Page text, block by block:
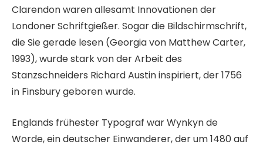
Clarendon waren allesamt Innovationen der
Londoner Schriftgießer. Sogar die Bildschirmschrift,
die Sie gerade lesen (Georgia von Matthew Carter,
1993), wurde stark von der Arbeit des
Stanzschneiders Richard Austin inspiriert, der 1756
in Finsbury geboren wurde.
Englands frühester Typograf war Wynkyn de
Worde, ein deutscher Einwanderer, der um 1480 auf